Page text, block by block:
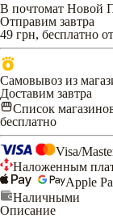
В почтомат Новой
Отправим завтра
49 грн, бесплатно
Самовывоз из
Доставим завтра
Список
бесплатно
Visa/
Наложенным
Apple
Наличными
Описание